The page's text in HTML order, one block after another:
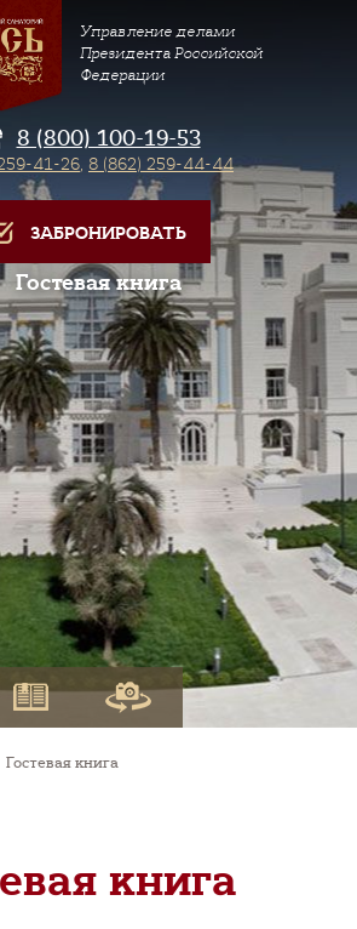
Управление делами
Президента Российской
Федерации
8 (800) 100-19-53
41-26, 8 (862) 259-44-44
ЗАБРОНИРОВАТЬ
Гостевая книга
Гостевая книга
книга